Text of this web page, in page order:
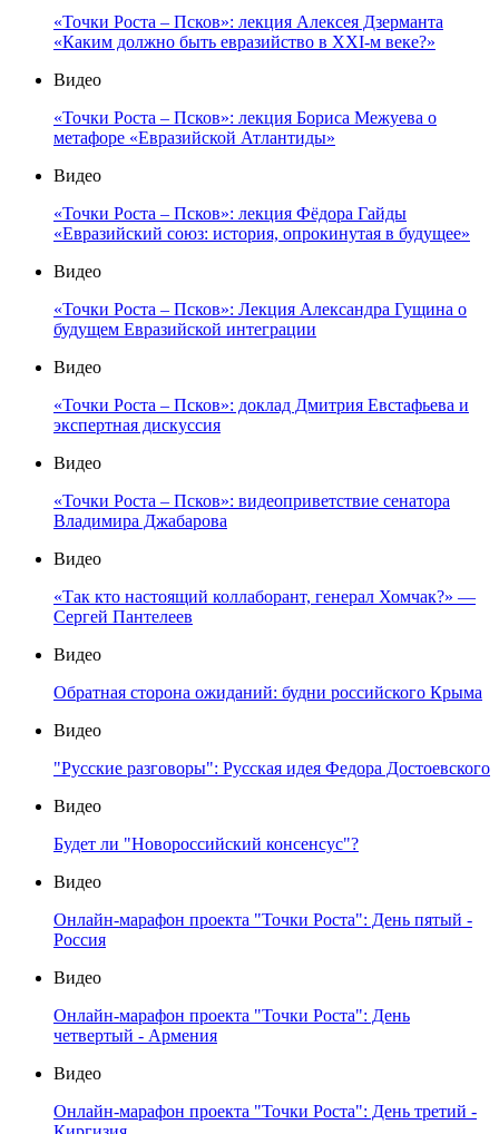
«Точки Роста – Псков»: лекция Алексея Дзерманта
«Каким должно быть евразийство в XXI-м веке?»
Видео
«Точки Роста – Псков»: лекция Бориса Межуева о
метафоре «Евразийской Атлантиды»
Видео
«Точки Роста – Псков»: лекция Фёдора Гайды
«Евразийский союз: история, опрокинутая в будущее»
Видео
«Точки Роста – Псков»: Лекция Александра Гущина о
будущем Евразийской интеграции
Видео
«Точки Роста – Псков»: доклад Дмитрия Евстафьева и
экспертная дискуссия
Видео
«Точки Роста – Псков»: видеоприветствие сенатора
Владимира Джабарова
Видео
«Так кто настоящий коллаборант, генерал Хомчак?» —
Сергей Пантелеев
Видео
Обратная сторона ожиданий: будни российского Крыма
Видео
"Русские разговоры": Русская идея Федора Достоевского
Видео
Будет ли "Новороссийский консенсус"?
Видео
Онлайн-марафон проекта "Точки Роста": День пятый -
Россия
Видео
Онлайн-марафон проекта "Точки Роста": День
четвертый - Армения
Видео
Онлайн-марафон проекта "Точки Роста": День третий -